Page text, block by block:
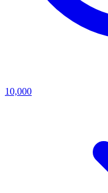
10,000